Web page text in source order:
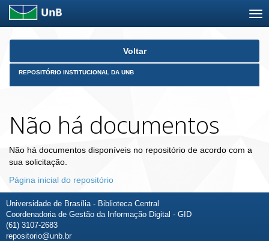
Skip
Voltar
REPOSITÓRIO INSTITUCIONAL DA UNB
Não há documentos
Não há documentos disponíveis no repositório de acordo com a
sua solicitação.
Página inicial do repositório
Universidade de Brasília - Biblioteca Central
Coordenadoria de Gestão da Informação Digital - GID
(61) 3107-2683
repositorio@unb.br